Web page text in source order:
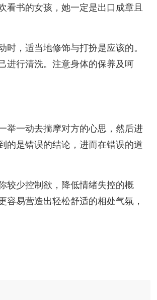
看书的女孩，她一定是出口成章且
，适当地修饰与打扮是应该的。
进行清洗。注意身体的保养及呵
举一动去揣摩对方的心思，然后进
的是错误的结论，进而在错误的道
较少控制欲，降低情绪失控的概
易营造出轻松舒适的相处气氛，